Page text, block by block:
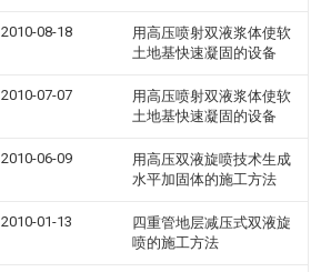
2010-08-18
用高压喷射双液浆体使软
土地基快速凝固的设备
2010-07-07
用高压喷射双液浆体使软
土地基快速凝固的设备
2010-06-09
用高压双液旋喷技术生成
水平加固体的施工方法
2010-01-13
四重管地层减压式双液旋
喷的施工方法